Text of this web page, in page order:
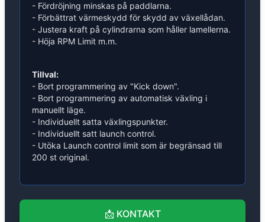
- Fördröjning minskas på paddlarna.
- Förbättrat värmeskydd för skydd av växellådan.
- Justera kraft på cylindrarna som håller lamellerna.
- Höja RPM Limit m.m.
Tillval:
- Bort programmering av "Kick down".
- Bort programmering av automatisk växling i
manuellt läge.
- Individuellt satta växlingspunkter.
- Individuellt satt launch control.
- Utöka Launch control limit som är begränsad till
200 st original.
📩 KONTAKT